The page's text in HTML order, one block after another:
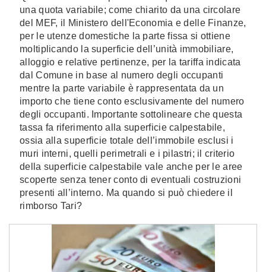
una quota variabile; come chiarito da una circolare
del MEF, il Ministero dell'Economia e delle Finanze,
per le utenze domestiche la parte fissa si ottiene
moltiplicando la superficie dell’unità immobiliare,
alloggio e relative pertinenze, per la tariffa indicata
dal Comune in base al numero degli occupanti
mentre la parte variabile è rappresentata da un
importo che tiene conto esclusivamente del numero
degli occupanti. Importante sottolineare che questa
tassa fa riferimento alla superficie calpestabile,
ossia alla superficie totale dell’immobile esclusi i
muri interni, quelli perimetrali e i pilastri; il criterio
della superficie calpestabile vale anche per le aree
scoperte senza tener conto di eventuali costruzioni
presenti all’interno. Ma quando si può chiedere il
rimborso Tari?